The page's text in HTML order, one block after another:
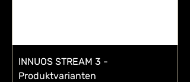
INNUOS STREAM 3 -
Produktvarianten